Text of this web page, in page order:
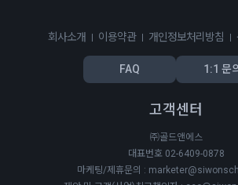
회사소개 이용약관 개인정보처리방침
FAQ 1:1 문의
고객센터
㈜골드앤에스
대표번호 02-6409-0878
마케팅/제휴문의 :